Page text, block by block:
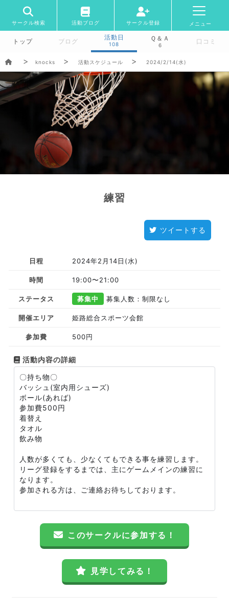
サークル検索 活動ブログ サークル登録 メニュー
トップ ブログ
活動日
108
Ｑ＆Ａ
6 口コミ
knocks 活動スケジュール 2024/2/14(水)
練習
ツイートする
日程 2024年2月14日(水)
時間 19:00〜21:00
ステータス 募集中 募集人数：制限なし
開催エリア 姫路総合スポーツ会館
参加費 500円
活動内容の詳細
〇持ち物〇
バッシュ(室内用シューズ)
ボール(あれば)
参加費500円
着替え
タオル
飲み物
人数が多くても、少なくてもできる事を練習します。
リーグ登録をするまでは、主にゲームメインの練習に
なります。
参加される方は、ご連絡お待ちしております。
このサークルに参加する！
見学してみる！